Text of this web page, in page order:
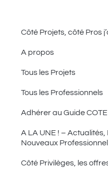
Côté Projets, côté Pros
A propos
Tous les Projets
Tous les Professionnels
Adhérer au Guide COTE
A LA UNE ! – Actualités,
Nouveaux
Côté Privilèges, les